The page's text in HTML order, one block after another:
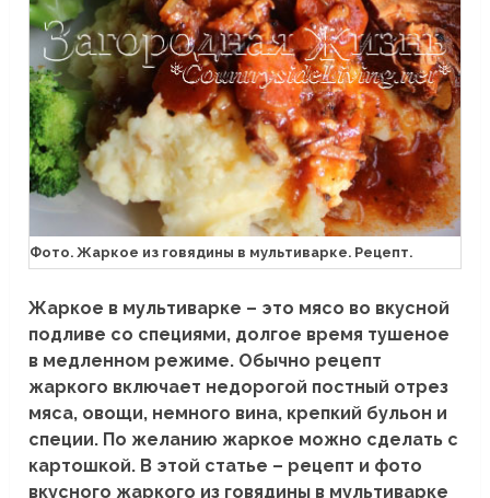
Фото. Жаркое из говядины в мультиварке. Рецепт.
Жаркое в мультиварке – это мясо во вкусной
подливе со специями, долгое время тушеное
в медленном режиме. Обычно рецепт
жаркого включает недорогой постный отрез
мяса, овощи, немного вина, крепкий бульон и
специи. По желанию жаркое можно сделать с
картошкой. В этой статье – рецепт и фото
вкусного жаркого из говядины в мультиварке